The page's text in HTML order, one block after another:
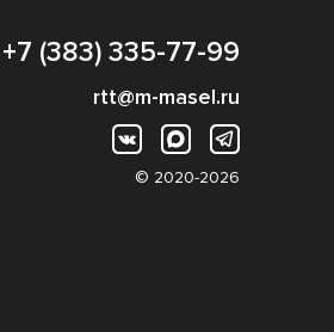
+7 (383) 335-77-99
rtt@m-masel.ru
© 2020-2026